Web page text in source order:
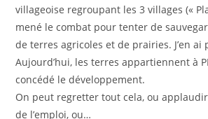
villageoise regroupant les 3 villages («
mené le combat pour tenter de
de terres agricoles et de prairies. J’en
Aujourd’hui, les terres appartiennent à
concédé le développement.
On peut regretter tout cela, ou
de l’emploi, ou…